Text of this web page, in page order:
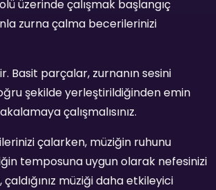
üzerinde çalışmak başlangıç
zurna çalma becerilerinizi
Basit parçalar, zurnanın sesini
şekilde yerleştirildiğinden emin
çalışmalısınız.
çalarken, müziğin ruhunu
temposuna uygun olarak nefesinizi
müziği daha etkileyici